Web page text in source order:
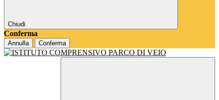
Chiudi
Conferma
Annulla Conferma